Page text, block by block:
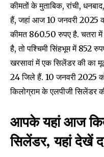
कीमतों के मुताबिक, रांची,
हैं, जहां आज 10 जनवरी 2025
कीमत 860.50 रुपए है. चतरा
है, तो पश्चिमी सिंहभूम में 852
खरसावां में एक सिलेंडर की
24 जिले हैं. 10 जनवरी 2025
किलोग्राम के एलपीजी सिलेंडर
आपके यहां आज
सिलेंडर, यहां देखें